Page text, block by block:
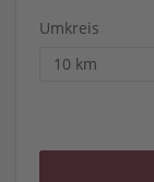
Umkreis